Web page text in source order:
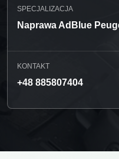
SPECJALIZACJA
Naprawa AdBlue
KONTAKT
+48 885807404